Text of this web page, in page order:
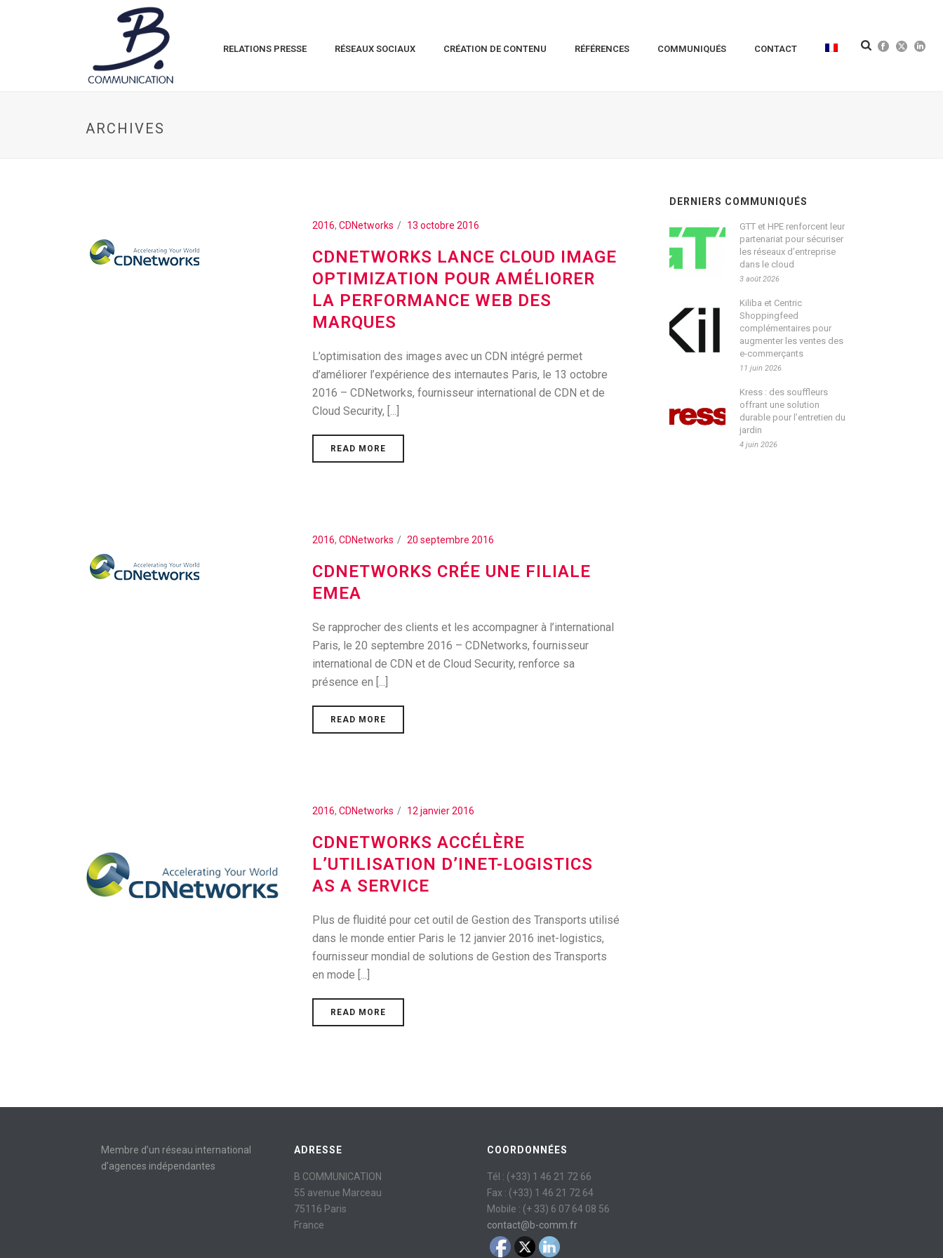
RELATIONS PRESSE RÉSEAUX SOCIAUX CRÉATION DE CONTENU RÉFÉRENCES COMMUNIQUÉS CONTACT
ARCHIVES
2016,CDNetworks 13 octobre 2016
CDNETWORKS LANCE CLOUD IMAGE
OPTIMIZATION POUR AMÉLIORER
LA PERFORMANCE WEB DES
MARQUES
L’optimisation des images avec un CDN intégré permet
d’améliorer l’expérience des internautes Paris, le 13 octobre
2016 – CDNetworks, fournisseur international de CDN et de
Cloud Security, [...]
READ MORE
2016,CDNetworks 20 septembre 2016
CDNETWORKS CRÉE UNE FILIALE
EMEA
Se rapprocher des clients et les accompagner à l’international
Paris, le 20 septembre 2016 – CDNetworks, fournisseur
international de CDN et de Cloud Security, renforce sa
présence en [...]
READ MORE
2016,CDNetworks 12 janvier 2016
CDNETWORKS ACCÉLÈRE
L’UTILISATION D’INET-LOGISTICS
AS A SERVICE
Plus de fluidité pour cet outil de Gestion des Transports utilisé
dans le monde entier Paris le 12 janvier 2016 inet-logistics,
fournisseur mondial de solutions de Gestion des Transports
en mode [...]
READ MORE
DERNIERS COMMUNIQUÉS
GTT et HPE renforcent leur
partenariat pour sécuriser
les réseaux d’entreprise
dans le cloud
3 août 2026
Kiliba et Centric
Shoppingfeed
complémentaires pour
augmenter les ventes des
e-commerçants
11 juin 2026
Kress : des souffleurs
offrant une solution
durable pour l’entretien du
jardin
4 juin 2026
Membre d’un réseau international
d’agences indépendantes
ADRESSE
B COMMUNICATION
55 avenue Marceau
75116 Paris
France
COORDONNÉES
Tél : (+33) 1 46 21 72 66
Fax : (+33) 1 46 21 72 64
Mobile : (+ 33) 6 07 64 08 56
contact@b-comm.fr